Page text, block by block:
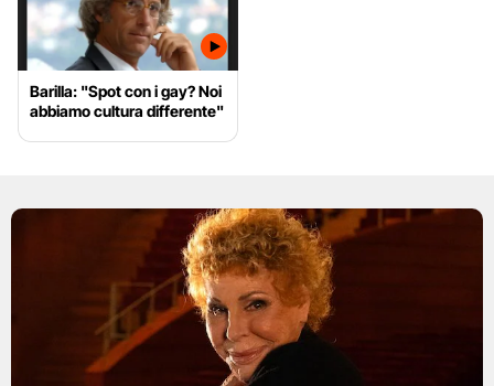
Barilla: "Spot con i gay? Noi
abbiamo cultura differente"